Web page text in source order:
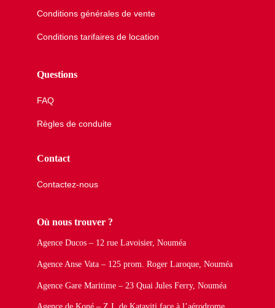
Conditions générales de vente
Conditions tarifaires de location
Questions
FAQ
Règles de conduite
Contact
Contactez-nous
Où nous trouver ?
Agence Ducos – 12 rue Lavoisier, Nouméa
Agence Anse Vata – 125 prom. Roger Laroque, Nouméa
Agence Gare Maritime – 23 Quai Jules Ferry, Nouméa